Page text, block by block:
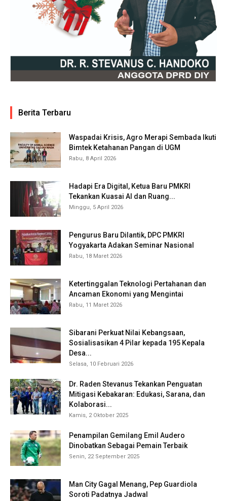
Berita Terbaru
Waspadai Krisis, Agro Merapi Sembada Ikuti
Bimtek Ketahanan Pangan di UGM
Rabu, 8 April 2026
Hadapi Era Digital, Ketua Baru PMKRI
Tekankan Kuasai AI dan Ruang...
Minggu, 5 April 2026
Pengurus Baru Dilantik, DPC PMKRI
Yogyakarta Adakan Seminar Nasional
Rabu, 18 Maret 2026
Ketertinggalan Teknologi Pertahanan dan
Ancaman Ekonomi yang Mengintai
Rabu, 11 Maret 2026
Sibarani Perkuat Nilai Kebangsaan,
Sosialisasikan 4 Pilar kepada 195 Kepala
Desa...
Selasa, 10 Februari 2026
Dr. Raden Stevanus Tekankan Penguatan
Mitigasi Kebakaran: Edukasi, Sarana, dan
Kolaborasi...
Kamis, 2 Oktober 2025
Penampilan Gemilang Emil Audero
Dinobatkan Sebagai Pemain Terbaik
Senin, 22 September 2025
Man City Gagal Menang, Pep Guardiola
Soroti Padatnya Jadwal